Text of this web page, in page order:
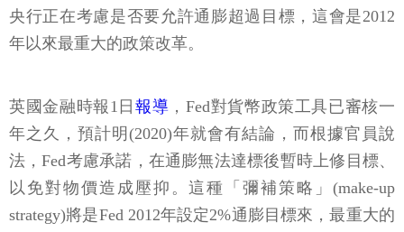
央行正在考慮是否要允許通膨超過目標，這會是2012
年以來最重大的政策改革。
英國金融時報1日報導 ，Fed對貨幣政策工具已審核一
年之久，預計明(2020)年就會有結論，而根據官員說
法，Fed考慮承諾，在通膨無法達標後暫時上修目標、
以免對物價造成壓抑。這種「彌補策略」(make-up
strategy)將是Fed 2012年設定2%通膨目標來，最重大的